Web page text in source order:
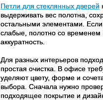
Петли для стеклянных дверей
выдерживать вес полотна,
остальными элементами.
слабые, полотно со временем
аккуратность.
Для разных интерьеров
простая очистка. В офисе
уделяют цвету, форме и
выбора. Сначала нужно
подходящее покрытие и